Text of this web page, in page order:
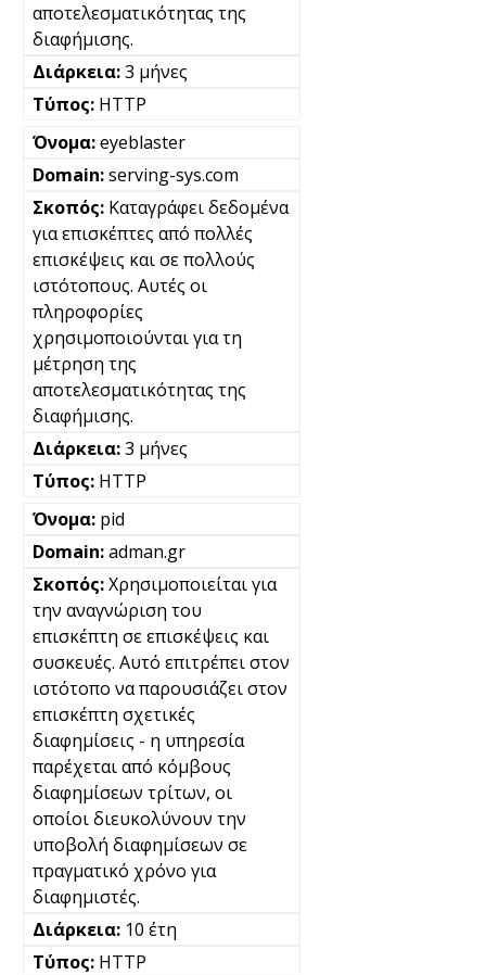
αποτελεσματικότητας της
διαφήμισης.
3 μήνες
HTTP
eyeblaster
serving-sys.com
Καταγράφει δεδομένα
για επισκέπτες από πολλές
επισκέψεις και σε πολλούς
ιστότοπους. Αυτές οι
πληροφορίες
χρησιμοποιούνται για τη
μέτρηση της
αποτελεσματικότητας της
διαφήμισης.
3 μήνες
HTTP
pid
adman.gr
Χρησιμοποιείται για
την αναγνώριση του
επισκέπτη σε επισκέψεις και
συσκευές. Αυτό επιτρέπει στον
ιστότοπο να παρουσιάζει στον
επισκέπτη σχετικές
διαφημίσεις - η υπηρεσία
παρέχεται από κόμβους
διαφημίσεων τρίτων, οι
οποίοι διευκολύνουν την
υποβολή διαφημίσεων σε
πραγματικό χρόνο για
διαφημιστές.
10 έτη
HTTP